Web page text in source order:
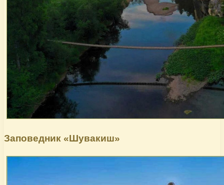
Заповедник «Шувакиш»